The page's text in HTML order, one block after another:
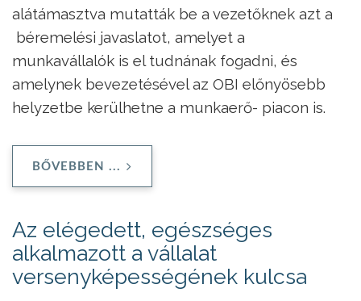
alátámasztva mutatták be a vezetőknek azt a
béremelési javaslatot, amelyet a
munkavállalók is el tudnának fogadni, és
amelynek bevezetésével az OBI előnyösebb
helyzetbe kerülhetne a munkaerő- piacon is.
BŐVEBBEN ...
Az elégedett, egészséges
alkalmazott a vállalat
versenyképességének kulcsa